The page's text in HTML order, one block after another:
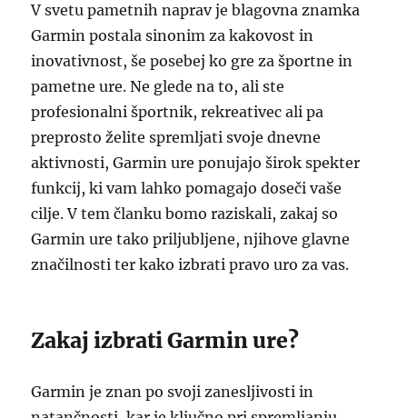
V svetu pametnih naprav je blagovna znamka
Garmin postala sinonim za kakovost in
inovativnost, še posebej ko gre za športne in
pametne ure. Ne glede na to, ali ste
profesionalni športnik, rekreativec ali pa
preprosto želite spremljati svoje dnevne
aktivnosti, Garmin ure ponujajo širok spekter
funkcij, ki vam lahko pomagajo doseči vaše
cilje. V tem članku bomo raziskali, zakaj so
Garmin ure tako priljubljene, njihove glavne
značilnosti ter kako izbrati pravo uro za vas.
Zakaj izbrati Garmin ure?
Garmin je znan po svoji zanesljivosti in